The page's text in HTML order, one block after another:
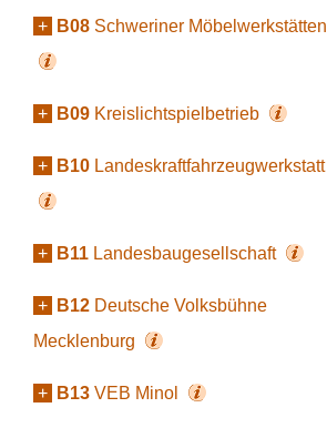
+ B08 Schweriner Möbelwerkstätten
+ B09 Kreislichtspielbetrieb
+ B10 Landeskraftfahrzeugwerkstatt
+ B11 Landesbaugesellschaft
+ B12 Deutsche Volksbühne
Mecklenburg
+ B13 VEB Minol